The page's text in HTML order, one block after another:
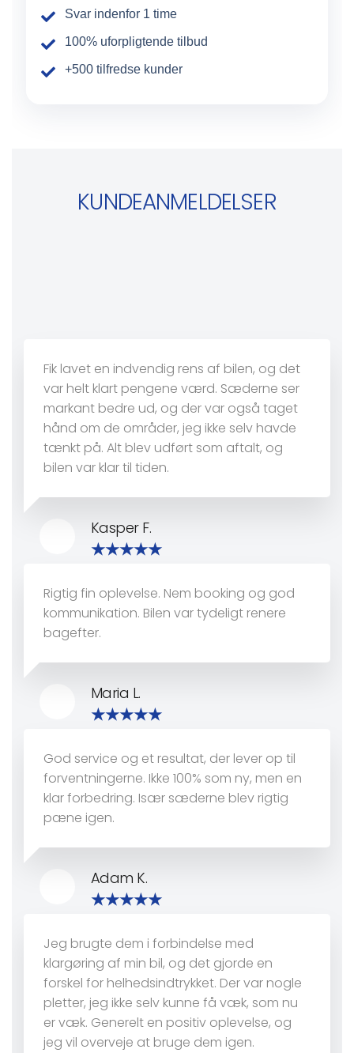
Svar indenfor 1 time
100% uforpligtende tilbud
+500 tilfredse kunder
KUNDEANMELDELSER
Fik lavet en indvendig rens af bilen, og det
var helt klart pengene værd. Sæderne ser
markant bedre ud, og der var også taget
hånd om de områder, jeg ikke selv havde
tænkt på. Alt blev udført som aftalt, og
bilen var klar til tiden.
Kasper F.
Rigtig fin oplevelse. Nem booking og god
kommunikation. Bilen var tydeligt renere
bagefter.
Maria L.
God service og et resultat, der lever op til
forventningerne. Ikke 100% som ny, men en
klar forbedring. Især sæderne blev rigtig
pæne igen.
Adam K.
Jeg brugte dem i forbindelse med
klargøring af min bil, og det gjorde en
forskel for helhedsindtrykket. Der var nogle
pletter, jeg ikke selv kunne få væk, som nu
er væk. Generelt en positiv oplevelse, og
jeg vil overveje at bruge dem igen.